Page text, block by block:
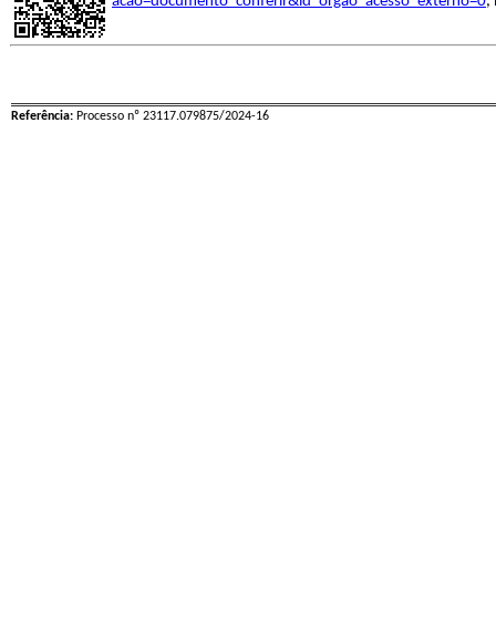
Referência: Processo nº 23117.079875/2024-16